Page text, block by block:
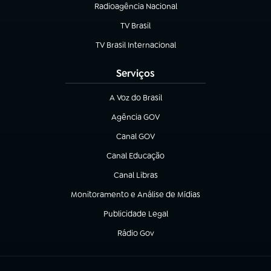
Radioagência Nacional
(abre em nova aba)
TV Brasil
(abre em nova aba)
TV Brasil Internacional
(abre em nova aba)
Serviços
A Voz do Brasil
(abre em nova aba)
Agência GOV
(abre em nova aba)
Canal GOV
(abre em nova aba)
Canal Educação
(abre em nova aba)
Canal Libras
(abre em nova aba)
Monitoramento e Análise de Mídias
(abre em nova aba)
Publicidade Legal
(abre em nova aba)
Rádio Gov
(abre em nova aba)